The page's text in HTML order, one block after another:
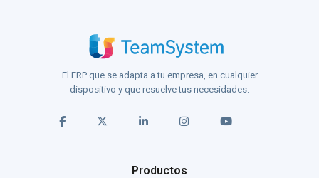
El ERP que se adapta a tu empresa, en cualquier
dispositivo y que resuelve tus necesidades.
Productos